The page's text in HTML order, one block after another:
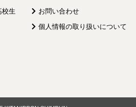
校生
お問い合わせ
個人情報の取り扱いについて